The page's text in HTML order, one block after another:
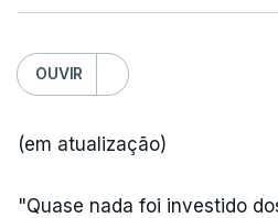
OUVIR
(em atualização)
"Quase nada foi investido